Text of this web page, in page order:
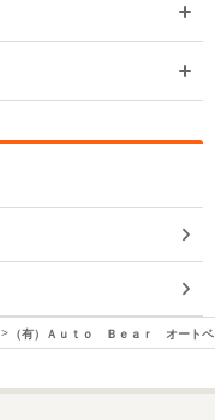
（有）Ａｕｔｏ Ｂｅａｒ オート